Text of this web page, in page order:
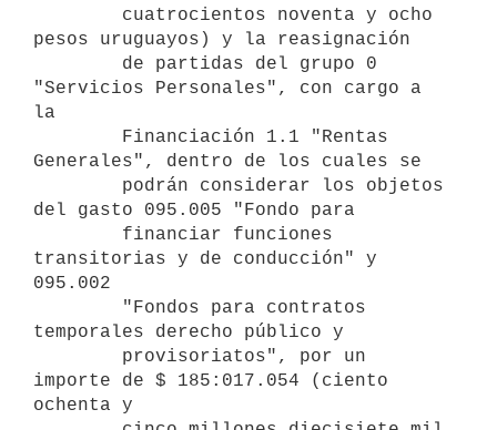
pesos uruguayos) y la reasignación
"Servicios Personales", con cargo a
la
Generales", dentro de los cuales se
del gasto 095.005 "Fondo para
transitorias y de conducción" y
095.002
temporales derecho público y
importe de $ 185:017.054 (ciento
ochenta y